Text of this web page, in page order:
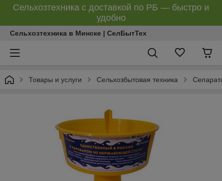
Сельхозтехника с доставкой по РБ — быстро и
удобно
Сельхозтехника в Минске | СелБытТех
Товары и услуги Сельхозбытовая техника